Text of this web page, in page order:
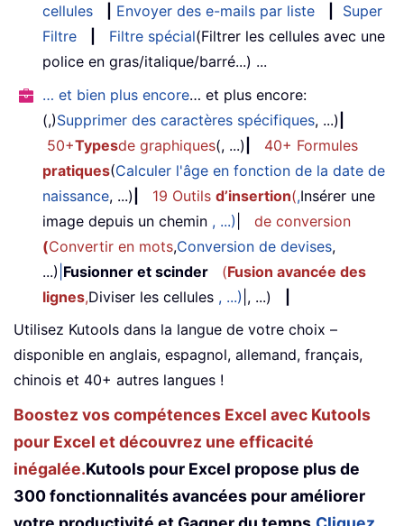
cellules
Envoyer des e-mails par liste
Super
Filtre
Filtre spécial(Filtrer les cellules avec une
police en gras/italique/barré...) ...
… et bien plus encore… et plus encore:
(,)Supprimer des caractères spécifiques, ...)
50+Typesde graphiques(, ...)
40+ Formules
pratiques(Calculer l'âge en fonction de la date de
naissance, ...) 19 Outils d’insertion(,Insérer une
image depuis un chemin , ...)
de conversion
(Convertir en mots,Conversion de devises,
...) Fusionner et scinder (Fusion avancée des
lignes,Diviser les cellules , ...) |, ...)
Utilisez Kutools dans la langue de votre choix –
disponible en anglais, espagnol, allemand, français,
chinois et 40+ autres langues !
Boostez vos compétences Excel avec Kutools
pour Excel et découvrez une efficacité
inégalée.Kutools pour Excel propose plus de
300 fonctionnalités avancées pour améliorer